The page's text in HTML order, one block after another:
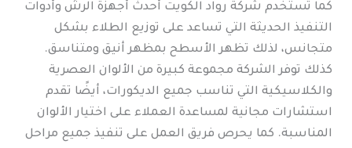
كما تستخدم شركة رواد الكويت أحدث أجهزة الرش وأدوات
التنفيذ الحديثة التي تساعد على توزيع الطلاء بشكل
متجانس، لذلك تظهر الأسطح بمظهر أنيق ومتناسق.
كذلك توفر الشركة مجموعة كبيرة من الألوان العصرية
والكلاسيكية التي تناسب جميع الديكورات، أيضًا تقدم
استشارات مجانية لمساعدة العملاء على اختيار الألوان
المناسبة. كما يحرص فريق العمل على تنفيذ جميع مراحل